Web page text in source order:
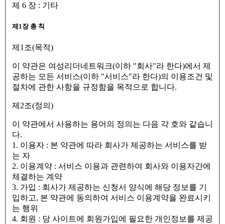
제 6 장 : 기타
제1장 총 칙
제1조(목적)
이 약관은 여성리더네트워크(이하 "회사"라 한다)에서 제
공하는 모든 서비스(이하 "서비스"라 한다)의 이용조건 및
절차에 관한 사항을 규정함을 목적으로 합니다.
제2조(정의)
이 약관에서 사용하는 용어의 정의는 다음 각 호와 같습니
다.
1. 이용자 : 본 약관에 따라 회사가 제공하는 서비스를 받
는 자
2. 이용계약 : 서비스 이용과 관련하여 회사와 이용자간에
체결하는 계약
3. 가입 : 회사가 제공하는 신청서 양식에 해당 정보를 기
입하고, 본 약관에 동의하여 서비스 이용계약을 완료시키
는 행위
4. 회원 : 당 사이트에 회원가입에 필요한 개인정보를 제공